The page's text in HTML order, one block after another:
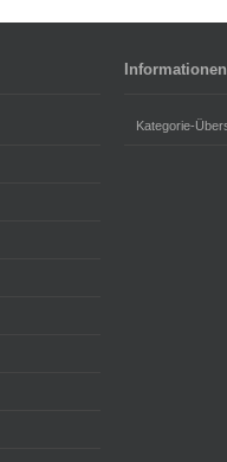
Informationen
Kategorie-